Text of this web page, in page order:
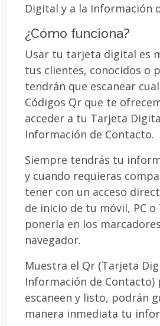
Digital y a la Información
¿Cómo funciona?
Usar tu tarjeta digital es
tus clientes, conocidos o
tendrán que escanear
Códigos Qr que te
acceder a tu Tarjeta
Información de Contacto.
Siempre tendrás tu
y cuando requieras
tener con un acceso
de inicio de tu móvil, PC
ponerla en los
navegador.
Muestra el Qr (Tarjeta
Información de Contacto)
escaneen y listo, podrán
manera inmediata tu